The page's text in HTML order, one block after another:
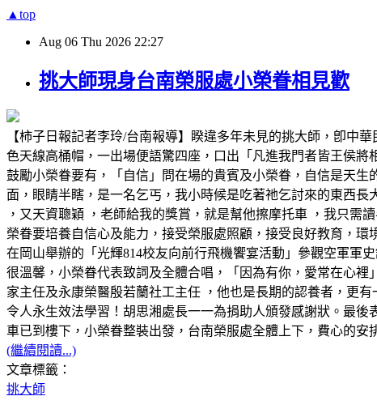
▲top
Aug 06 Thu 2026 22:27
挑大師現身台南榮服處小榮眷相見歡
【柿子日報記者李玲/台南報導】睽違多年未見的挑大師，卽中
色天線高桶帽，一出場便語驚四座，口出「凡進我門者皆王侯
鼓勵小榮眷要有，「自信」問在場的貴賓及小榮眷，自信是天
面，眼睛半瞎，是一名乞丐，我小時候是吃著祂乞討來的東西
，又天資聰穎 ，老師給我的獎賞，就是幫他擦摩托車 ，我只需
榮眷要培養自信心及能力，接受榮服處照顧，接受良好教育，
在岡山舉辦的「光輝814校友向前行飛機饗宴活動」參觀空軍軍
很溫馨，小榮眷代表致詞及全體合唱，「因為有你，愛常在心
家主任及永康榮醫殷若蘭社工主任 ，他也是長期的認養者，更
令人永生效法學習！胡思湘處長一一為捐助人頒發感謝狀。最
車已到樓下，小榮眷整裝出發，台南榮服處全體上下，費心的安
(繼續閱讀...)
文章標籤：
挑大師